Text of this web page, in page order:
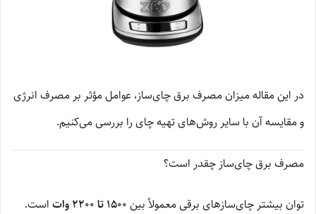
در این مقاله میزان مصرف برق چای‌ساز، عوامل مؤثر بر مصرف انرژی
و مقایسه آن با سایر روش‌های تهیه چای را بررسی می‌کنیم.
مصرف برق چای‌ساز چقدر است؟
توان بیشتر چای‌سازهای برقی معمولاً بین 1500 تا 2200 وات است.